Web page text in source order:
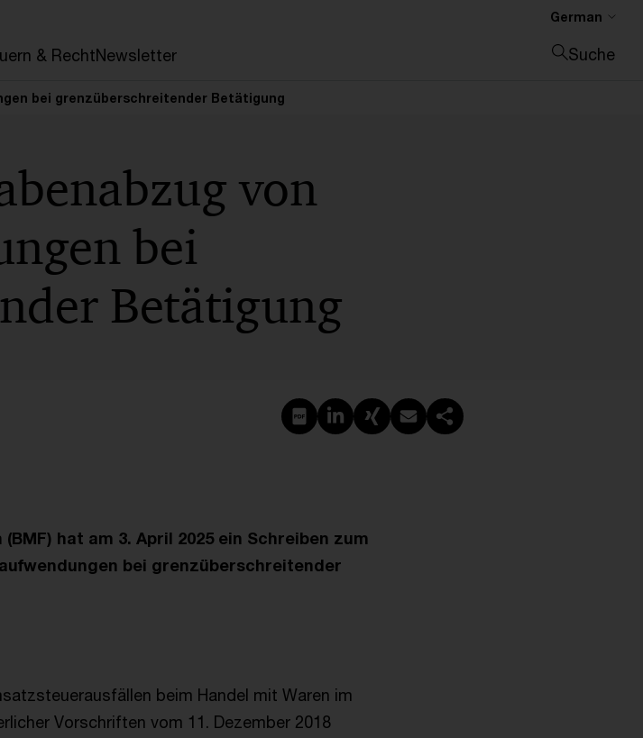
& RechtNewsletter
German
Suche
bei grenzüberschreitender Betätigung
von
bei
Betätigung
PDF erstellen
Auf LinkedIn teilen
Auf Xing teilen
Per E-Mail teilen
Link kopieren
hat am 3. April 2025 ein Schreiben zum
bei grenzüberschreitender
beim Handel mit Waren im
Vorschriften vom 11. Dezember 2018